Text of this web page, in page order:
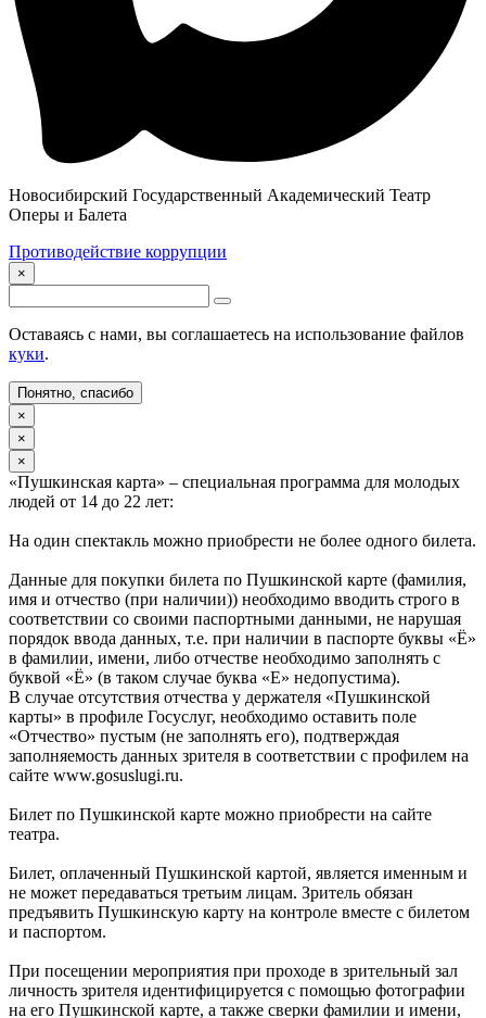
Новосибирский Государственный Академический Театр
Оперы и Балета
Противодействие коррупции
×
Оставаясь с нами, вы соглашаетесь на использование файлов
куки.
Понятно, спасибо
×
×
×
«Пушкинская карта» – специальная программа для молодых
людей от 14 до 22 лет:
На один спектакль можно приобрести не более одного билета.
Данные для покупки билета по Пушкинской карте (фамилия,
имя и отчество (при наличии)) необходимо вводить строго в
соответствии со своими паспортными данными, не нарушая
порядок ввода данных, т.е. при наличии в паспорте буквы «Ё»
в фамилии, имени, либо отчестве необходимо заполнять с
буквой «Ё» (в таком случае буква «Е» недопустима).
В случае отсутствия отчества у держателя «Пушкинской
карты» в профиле Госуслуг, необходимо оставить поле
«Отчество» пустым (не заполнять его), подтверждая
заполняемость данных зрителя в соответствии с профилем на
сайте www.gosuslugi.ru.
Билет по Пушкинской карте можно приобрести на сайте
театра.
Билет, оплаченный Пушкинской картой, является именным и
не может передаваться третьим лицам. Зритель обязан
предъявить Пушкинскую карту на контроле вместе с билетом
и паспортом.
При посещении мероприятия при проходе в зрительный зал
личность зрителя идентифицируется с помощью фотографии
на его Пушкинской карте, а также сверки фамилии и имени,